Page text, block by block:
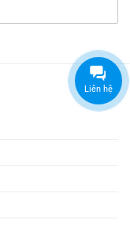
Liên hệ